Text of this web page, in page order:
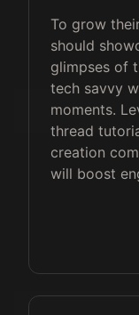
To grow
should
glimpses of
tech savvy
moments.
thread
creation
will boost